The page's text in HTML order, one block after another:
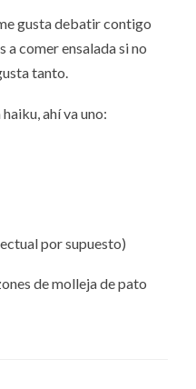
gusta debatir contigo
a comer ensalada si no
tanto.
ahí va uno:
por supuesto)
de molleja de pato